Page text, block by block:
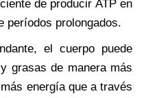
de producir ATP en
períodos prolongados.
el cuerpo puede
grasas de manera más
energía que a través